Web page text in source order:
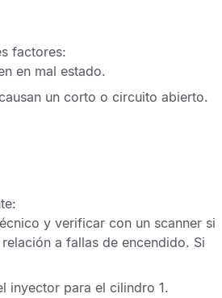
factores:
en mal estado.
un corto o circuito abierto.
y verificar con un scanner si
a fallas de encendido. Si
inyector para el cilindro 1.